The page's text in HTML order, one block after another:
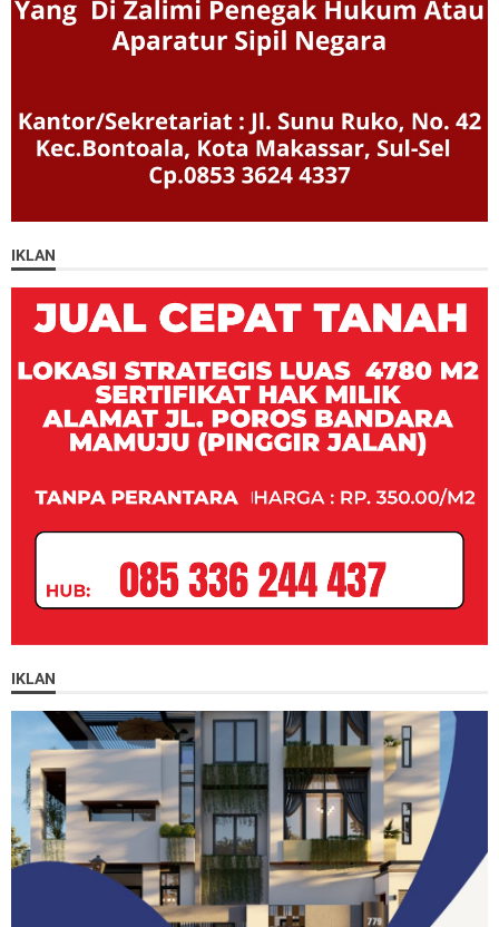
IKLAN
IKLAN